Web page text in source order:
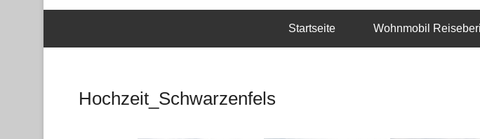
Startseite Wohnmobil
Hochzeit_Schwarzenfels